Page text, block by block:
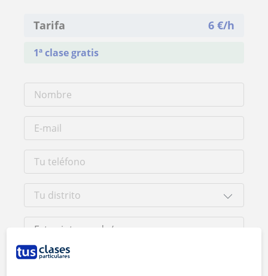
Tarifa 6 €/h
1ª clase gratis